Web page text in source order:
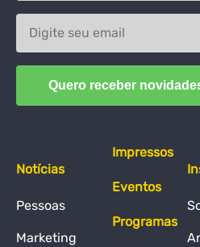
Notícias
Pessoas
Marketing
Impressos
Eventos
Programas